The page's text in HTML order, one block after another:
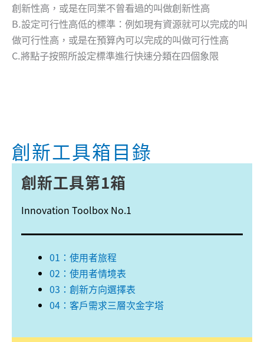
創新性高，或是在同業不曾看過的叫做創新性高
B.設定可行性高低的標準：例如現有資源就可以完成的叫
做可行性高，或是在預算內可以完成的叫做可行性高
C.將點子按照所設定標準進行快速分類在四個象限
創新工具箱目錄
創新工具第1箱
Innovation Toolbox No.1
01：使用者旅程
02：使用者情境表
03：創新方向選擇表
04：客戶需求三層次金字塔